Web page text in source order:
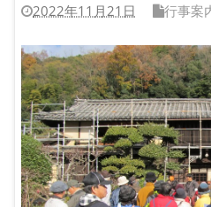
2022年11月21日 行事案